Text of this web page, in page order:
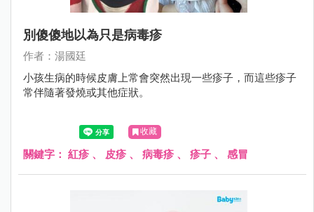
別傻傻地以為只是病毒疹
作者：湯國廷
小孩生病的時候皮膚上常會突然出現一些疹子，而這些疹子
常伴隨著發燒或其他症狀。
收藏
關鍵字： 紅疹 、 皮疹 、 病毒疹 、 疹子 、 感冒